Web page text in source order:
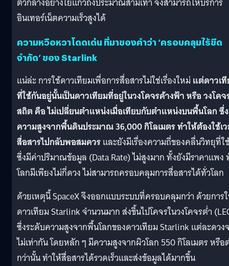
อินเทอร์เน็ตความเร็วสูงได้
ความหวือหวาโดดเด่น ที่มาของคำว่า ‘ครอบคลุมไร้ขีด
จำกัด’ ของ Starlink
แน่ล่ะ การใช้ดาวเทียมเพื่อการสื่อสารไม่ใช่เรื่องใหม่ แต่ดาวเ
ที่ใช้กันอยู่นั้นเป็นดาวเทียมที่อยู่ในวงโคจรค้างฟ้า หรือ วงโคจ
สถิต คือ ไม่เปลี่ยนตำแหน่งเมื่อเทียบกับตำแหน่งบนพื้นโลก ซึ่
ความสูงจากพื้นดินประมาณ 36,000 กิโลเมตร ทำให้ต้องใช้เ
สื่อสารไปกลับพอสมควรและยังมีเรื่องความถี่ของคลื่นวิทยุที่ใ
ซึ่งมีค่าปริมาณข้อมูล (Data Rate) ไม่สูงมาก ทั้งยังมีราคาแพง
โลกมีเพียงไม่กี่ดวง ไม่สามารถครอบคลุมการสื่อสารได้ทั่วโลก
ด้วยเหตุนี้ SpaceX จึงออกแบบระบบที่ครอบคลุมกว่า ด้วยการ
ดาวเทียม Starlink จำนวนมาก ส่งขึ้นไปโคจรในวงโคจรต่ำ
ซึ่งระดับความสูงจากพื้นโลกของดาวเทียม Starlink แต่ละดวง
ไม่เท่ากัน โดยหลัก ๆ มีความสูงจากผิวโลก 550 กิโลเมตร หรือ
กว่านั้น ทำให้สื่อสารได้รวดเร็วและส่งข้อมูลได้มากขึ้น